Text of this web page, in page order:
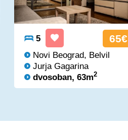
5 65€
Novi Beograd, Belvil
Jurja Gagarina
dvosoban, 63m2